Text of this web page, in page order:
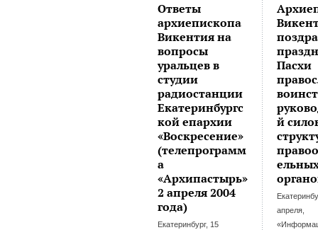
Ответы
архиепископа
Викентия на
вопросы
уральцев в
студии
радиостанции
Екатеринбургс
кой епархии
«Воскресение»
(телепрограмм
а
«Архипастырь»
2 апреля 2004
года)
Екатеринбург, 15
Пасхи
й
апреля,